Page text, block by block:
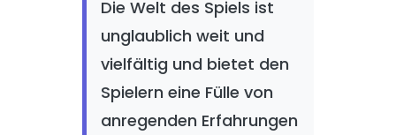
Die Welt des Spiels ist
unglaublich weit und
vielfältig und bietet den
Spielern eine Fülle von
anregenden Erfahrungen